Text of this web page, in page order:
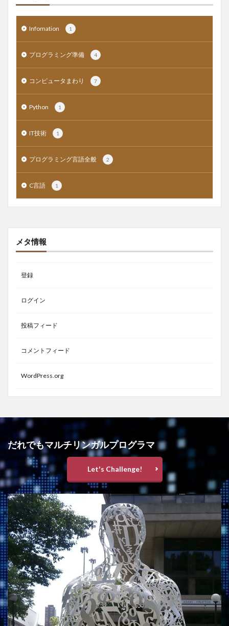
Infomation 1
プログラミング準備 4
コンピュータまわり 7
Python 1
IT技術 1
プログラミング言語全般 2
C言語 1
メタ情報
登録
ログイン
投稿フィード
コメントフィード
WordPress.org
だれでもマルチリンガルプログラマ
Let's Challenge!